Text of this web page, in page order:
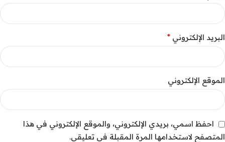
البريد الإلكتروني *
الموقع الإلكتروني
احفظ اسمي، بريدي الإلكتروني، والموقع الإلكتروني في هذا
المتصفح لاستخدامها المرة المقبلة في تعليقي.